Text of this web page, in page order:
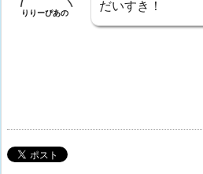
りりーぴあの だいすき！